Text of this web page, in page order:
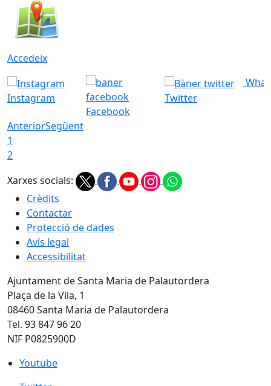
Accedeix
Instagram
Facebook
Twitter
AnteriorSegüent
1
2
Xarxes socials:
Crèdits
Contactar
Protecció de dades
Avís legal
Accessibilitat
Ajuntament de Santa Maria de Palautordera
Plaça de la Vila, 1
08460 Santa Maria de Palautordera
Tel. 93 847 96 20
NIF P0825900D
Youtube
Youtube